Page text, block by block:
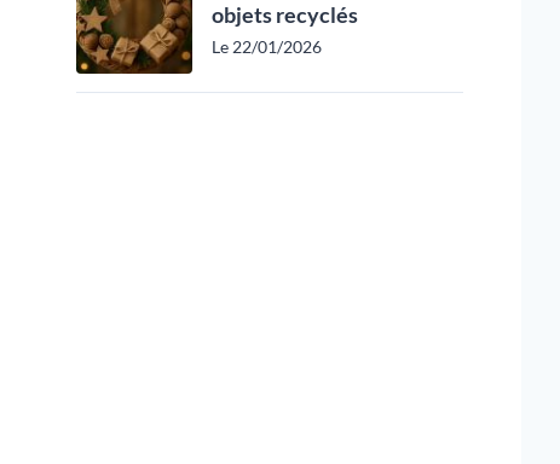
objets recyclés
Le 22/01/2026